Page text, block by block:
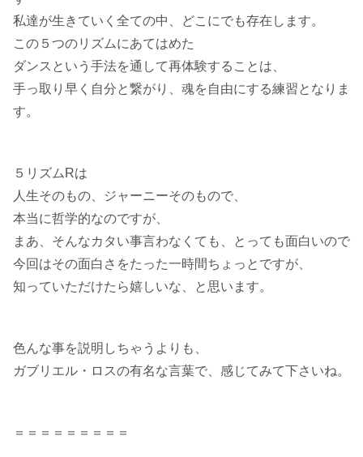
私達が生きていく全ての中、どこにでも存在します。
この５つのリズムにあてはめた
ダンスという手法を通して再体験することは、
手っ取り早く自分と繋がり、魂を自由にする練習となりま
す。
５リズムRは
人生そのもの、ジャーニーそのもので、
本当に哲学的なのですが、
まあ、そんなカタい事言わなくても、とっても面白いので
今回はその面白さをたった一時間ちょっとですが、
知っていただけたら嬉しいな、と思います。
色んな事を説明しちゃうよりも、
ガブリエル・ロスの有名な言葉で、感じてみて下さいね。
＝＝＝＝＝＝＝＝＝